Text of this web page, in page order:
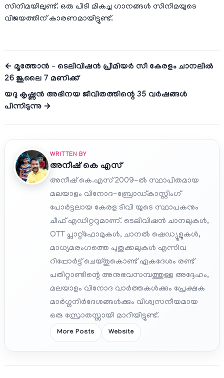
സിനിമയിലുണ്ട്. ഒരു പിടി മികച്ച ഗാനങ്ങൾ സിനിമയുടെ
വിജയത്തിന് കാരണമായിട്ടുണ്ട്.
← മൂത്തോൻ – ടെലിവിഷൻ പ്രീമിയർ സീ കേരളം ചാനലില്‍
26 ജൂലൈ 7 മണിക്ക്
യദു കൃഷ്ണൻ അഭിനയ ജീവിതത്തിന്റെ 35 വർഷങ്ങള്‍
പിന്നിടുന്നു →
WRITTEN BY
അനീഷ്‌ കെ എസ്
അനീഷ് കെ.എസ് 2009-ൽ സ്ഥാപിതമായ
മലയാളം വിനോദ-ബ്രോഡ്കാസ്റ്റിംഗ്
പോർട്ടലായ കേരള ടിവി യുടെ സ്ഥാപകനും
ചീഫ് എഡിറ്ററുമാണ്. ടെലിവിഷൻ ചാനലുകൾ,
OTT പ്ലാറ്റ്‌ഫോമുകൾ, ചാനൽ ഷെഡ്യൂളുകൾ,
മാധ്യമരംഗത്തെ പുതുക്കലുകൾ എന്നിവ
റിപ്പോർട്ട് ചെയ്തുകൊണ്ട് ഏകദേശം രണ്ട്
പതിറ്റാണ്ടിന്റെ അനുഭവസമ്പത്തുള്ള അദ്ദേഹം,
മലയാളം വിനോദ വാർത്തകൾക്കും പ്രേക്ഷക
മാർഗ്ഗനിർദേശങ്ങൾക്കും വിശ്വസനീയമായ
ഒരു സ്രോതസ്സായി മാറിയിട്ടുണ്ട്.
More Posts Website